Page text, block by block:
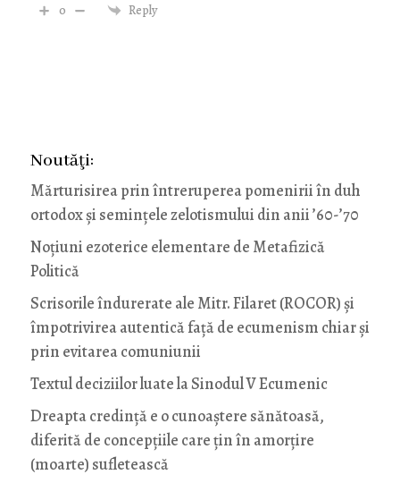
0 Reply
Noutăţi:
Mărturisirea prin întreruperea pomenirii în duh
ortodox și semințele zelotismului din anii ’60-’70
Noţiuni ezoterice elementare de Metafizică
Politică
Scrisorile îndurerate ale Mitr. Filaret (ROCOR) și
împotrivirea autentică față de ecumenism chiar și
prin evitarea comuniunii
Textul deciziilor luate la Sinodul V Ecumenic
Dreapta credință e o cunoaștere sănătoasă,
diferită de concepțiile care țin în amorțire
(moarte) sufletească